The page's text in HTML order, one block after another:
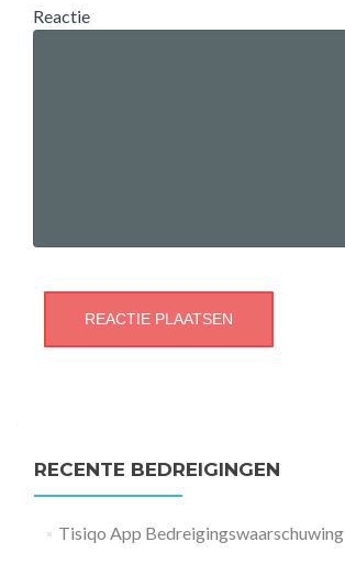
Reactie
RECENTE BEDREIGINGEN
Tisiqo App Bedreigingswaarschuwing